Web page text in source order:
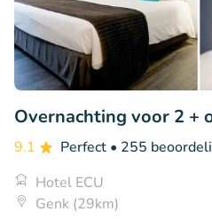
Overnachting voor 2 +
9.1 Perfect • 255
Hotel ECU
Genk (29km)